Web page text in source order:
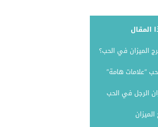
الميزان في الحب؟
“علامات هامة”
الرجل في الحب